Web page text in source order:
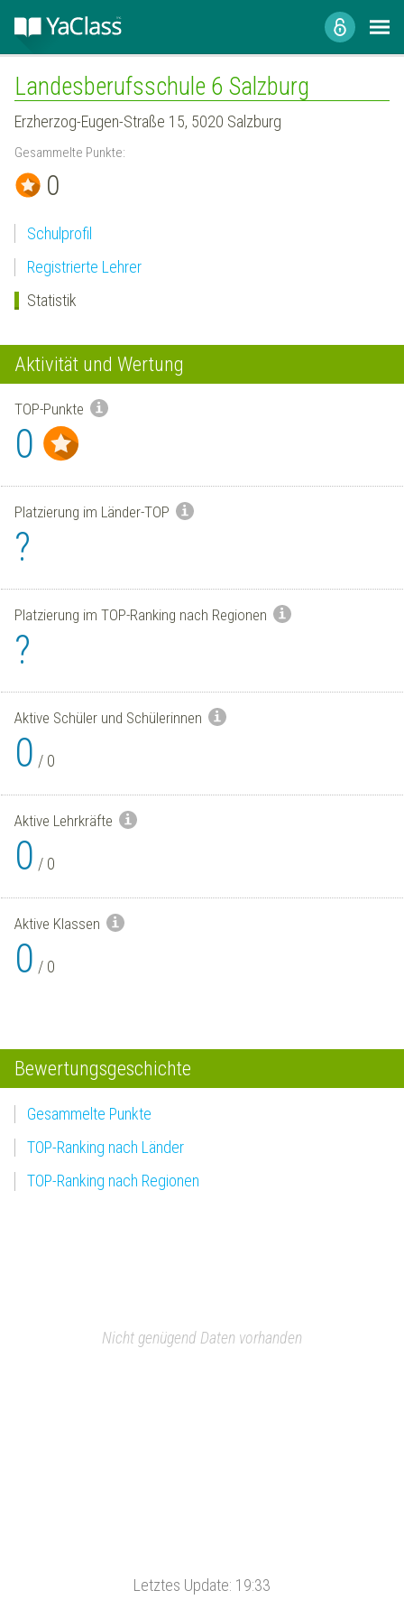
Landesberufsschule 6 Salzburg
Erzherzog-Eugen-Straße 15, 5020 Salzburg
Gesammelte Punkte:
0
Schulprofil
Registrierte Lehrer
Statistik
Aktivität und Wertung
TOP-Punkte
0
Platzierung im Länder-TOP
?
Platzierung im TOP-Ranking nach Regionen
?
Aktive Schüler und Schülerinnen
0 / 0
Aktive Lehrkräfte
0 / 0
Aktive Klassen
0 / 0
Bewertungsgeschichte
Gesammelte Punkte
TOP-Ranking nach Länder
TOP-Ranking nach Regionen
Nicht genügend Daten vorhanden
Letztes Update: 19:33